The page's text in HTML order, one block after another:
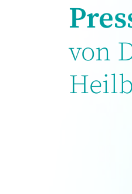
von